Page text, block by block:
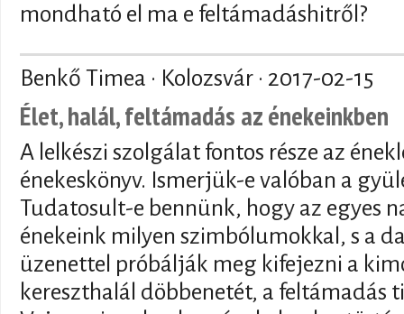
mondható el ma e feltámadáshitről?
Benkő Timea · Kolozsvár · 2017-02-15
Élet, halál, feltámadás az énekeinkben
A lelkészi szolgálat fontos része az
énekeskönyv. Ismerjük-e valóban a
Tudatosult-e bennünk, hogy az egyes
énekeink milyen szimbólumokkal, s a
üzenettel próbálják meg kifejezni a
kereszthalál döbbenetét, a feltámadás